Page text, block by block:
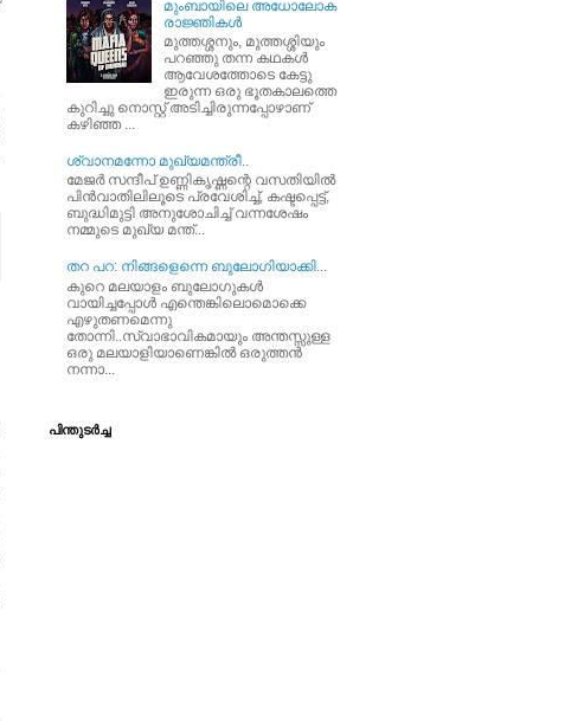
മുംബായിലെ അധോലോക
രാജ്ഞികള്‍
മുത്തശ്ശനും, മുത്തശ്ശിയും
പറഞ്ഞു തന്ന കഥകള്‍
ആവേശത്തോടെ കേട്ടു
ഇരുന്ന ഒരു ഭൂതകാലത്തെ
കുറിച്ചു നൊസ്റ്റ് അടിച്ചിരുന്നപ്പോഴാണ്
കഴിഞ്ഞ ...
ശ്വാനമന്നോ മുഖ്യമന്ത്രീ..
മേജര്‍ സന്ദീപ്‌ ഉണ്ണികൃഷ്ണന്റെ വസതിയില്‍
പിന്‍വാതിലിലൂടെ പ്രവേശിച്ച്‌, കഷ്ടപ്പെട്ട്‌,
ബുദ്ധിമുട്ടി അനുശോചിച്ച്‌ വന്നശേഷം
നമ്മുടെ മുഖ്യ മന്ത്...
തറ പറ: നിങ്ങളെന്നെ ബുലോഗിയാക്കി...
കുറെ മലയാളം ബുലോഗുകള്‍
വായിച്ചപ്പോള്‍ എന്തെങ്കിലൊമൊക്കെ
എഴുതണമെന്നു
തോന്നി..സ്വാഭാവികമായും അന്തസ്സുള്ള
ഒരു മലയാളിയാണെങ്കില്‍ ഒരുത്തന്‍
നന്നാ...
പിന്തുടര്‍ച്ച